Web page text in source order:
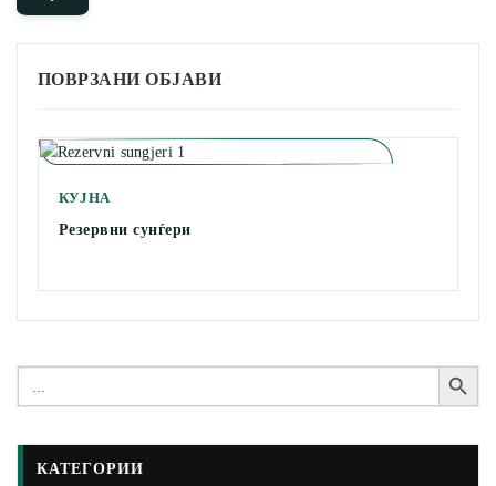
ПОВРЗАНИ ОБЈАВИ
КУЈНА
Резервни сунѓери
Search
for:
Search Button
КАТЕГОРИИ